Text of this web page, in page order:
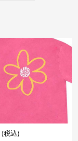
(税込)